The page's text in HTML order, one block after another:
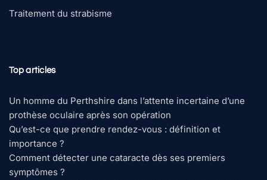
Traitement du strabisme
Top articles
Un homme du Perthshire dans l’attente incertaine d’une
prothèse oculaire après son opération
Qu’est-ce que prendre rendez-vous : définition et
importance ?
Comment détecter une cataracte dès ses premiers
symptômes ?